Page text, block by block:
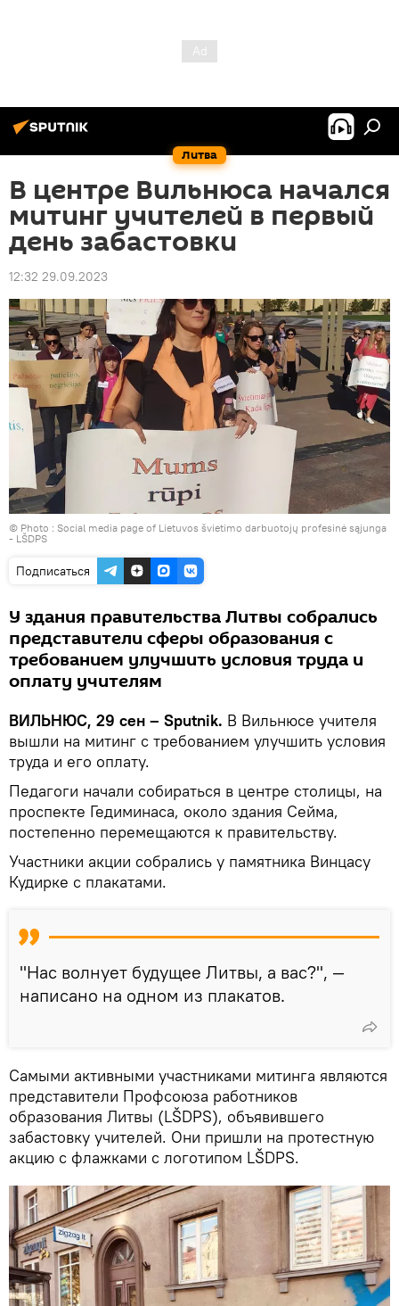
Литва
В центре Вильнюса начался
митинг учителей в первый
день забастовки
12:32 29.09.2023
© Photo : Social media page of Lietuvos švietimo darbuotojų profesinė sąjunga
- LŠDPS
Подписаться
У здания правительства Литвы собрались
представители сферы образования с
требованием улучшить условия труда и
оплату учителям
ВИЛЬНЮС, 29 сен – Sputnik. В Вильнюсе учителя
вышли на митинг с требованием улучшить условия
труда и его оплату.
Педагоги начали собираться в центре столицы, на
проспекте Гедиминаса, около здания Сейма,
постепенно перемещаются к правительству.
Участники акции собрались у памятника Винцасу
Кудирке с плакатами.
"Нас волнует будущее Литвы, а вас?", —
написано на одном из плакатов.
Самыми активными участниками митинга являются
представители Профсоюза работников
образования Литвы (LŠDPS), объявившего
забастовку учителей. Они пришли на протестную
акцию с флажками с логотипом LŠDPS.